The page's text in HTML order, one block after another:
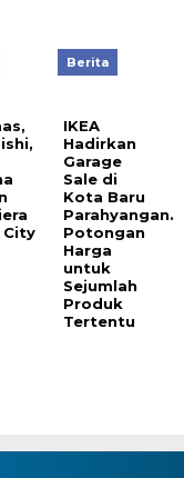
City
Berita
IKEA
Hadirkan
Garage
Sale di
Kota Baru
Parahyangan.
Potongan
Harga
untuk
Sejumlah
Produk
Tertentu